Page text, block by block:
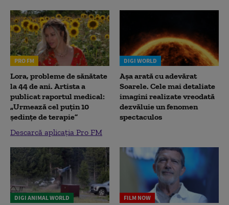
PRO FM
Lora, probleme de sănătate
la 44 de ani. Artista a
publicat raportul medical:
„Urmează cel puțin 10
ședințe de terapie”
Descarcă aplicația Pro FM
DIGI WORLD
Așa arată cu adevărat
Soarele. Cele mai detaliate
imagini realizate vreodată
dezvăluie un fenomen
spectaculos
DIGI ANIMAL WORLD FILM NOW